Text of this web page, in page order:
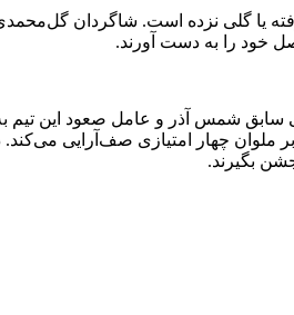
یا گلی نزده است. شاگردان گل‌محمدی
شمس آذر و عامل صعود این تیم به
ملوان چهار امتیازی صف‌آرایی
بگیرند.